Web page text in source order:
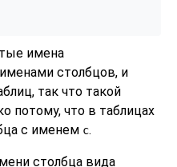
имена
столбцов, и
так что такой
потому, что в таблицах
с именем c.
столбца вида